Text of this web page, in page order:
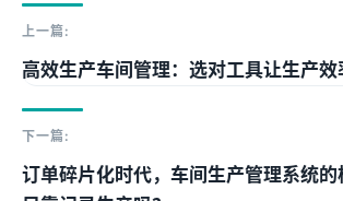
上一篇:
高效生产车间管理：选对工具让生产效
下一篇:
订单碎片化时代，车间生产管理系统